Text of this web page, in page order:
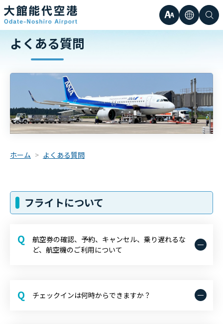
文
サ
イ
大
言
簡体中
繁体中
検
よくある質問
ホーム よくある質問
フライトについて
Q
航空券の確認、予約、キャンセル、乗り遅れるな
ど、航空機のご利用について
Q チェックインは何時からできますか？